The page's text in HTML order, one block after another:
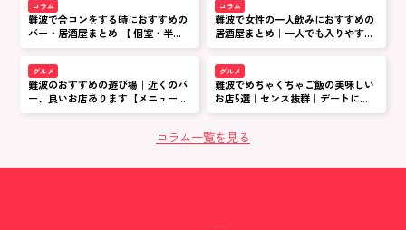
コラム
難波で合コンをする時におすすめの
バー・居酒屋まとめ 【 個室・半個
室でゆったり楽しめる】
コラム
難波で女性の一人飲みにおすすめの
居酒屋まとめ｜一人でも入りやすく
安心
グルメ
難波のおすすめの遊び場｜近くのバ
ー、良いお店あります【メニューも
豊富】
グルメ
難波でめちゃくちゃご飯の美味しい
お店5選｜センス抜群｜デートにも
最適
コラム一覧を見る